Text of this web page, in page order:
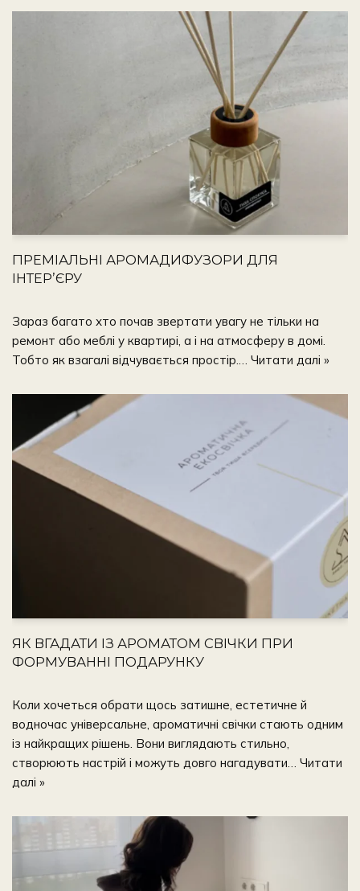
ПРЕМІАЛЬНІ АРОМАДИФУЗОРИ ДЛЯ
ІНТЕР’ЄРУ
Зараз багато хто почав звертати увагу не тільки на
ремонт або меблі у квартирі, а і на атмосферу в домі.
Тобто як взагалі відчувається простір.… Читати далі »
ЯК ВГАДАТИ ІЗ АРОМАТОМ СВІЧКИ ПРИ
ФОРМУВАННІ ПОДАРУНКУ
Коли хочеться обрати щось затишне, естетичне й
водночас універсальне, ароматичні свічки стають одним
із найкращих рішень. Вони виглядають стильно,
створюють настрій і можуть довго нагадувати… Читати
далі »